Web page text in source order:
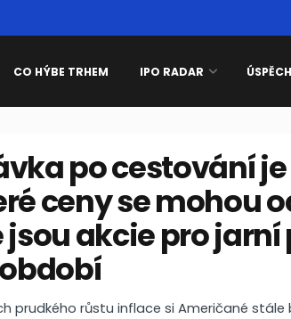
CO HÝBE TRHEM IPO RADAR ÚSPĚCH
po cestování
ceny se mohou
jsou akcie pro
prudkého růstu inflace si Američané stále